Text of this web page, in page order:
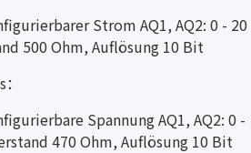
Strom AQ1, AQ2: 0 - 20
500 Ohm, Auflösung 10 Bit
Spannung AQ1, AQ2: 0 -
470 Ohm, Auflösung 10 Bit